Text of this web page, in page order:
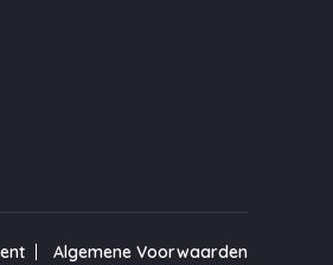
Algemene Voorwaarden